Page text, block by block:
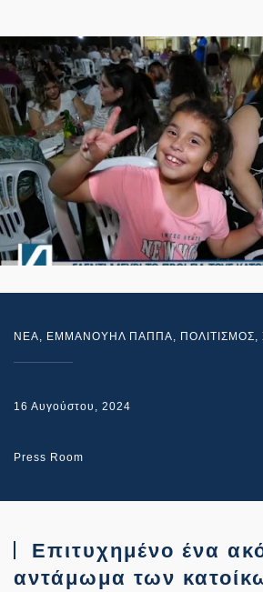
NEA, ΕΜΜΑΝΟΥΗΛ ΠΑΠΠΑ, ΠΟΛΙΤΙΣΜΟΣ,
16 Αυγούστου, 2024
Press Room
Επιτυχημένο ένα
αντάμωμα των